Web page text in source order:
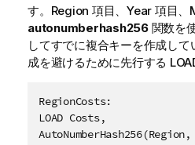
す。 Region 項目、 Year 項目、
autonumberhash256関数を
してすでに複合キーを作成し
成を避けるために先行する
RegionCosts:
LOAD Costs,